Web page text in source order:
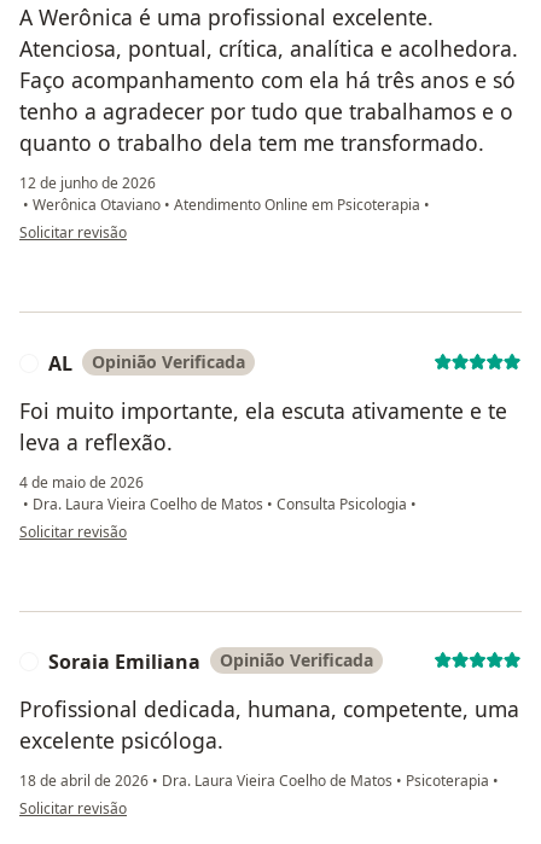
A Werônica é uma profissional excelente.
Atenciosa, pontual, crítica, analítica e acolhedora.
Faço acompanhamento com ela há três anos e só
tenho a agradecer por tudo que trabalhamos e o
quanto o trabalho dela tem me transformado.
12 de junho de 2026
• Werônica Otaviano • Atendimento Online em Psicoterapia •
na opinião do utilizador EF
Solicitar revisão
AL Opinião Verificada
Foi muito importante, ela escuta ativamente e te
leva a reflexão.
4 de maio de 2026
• Dra. Laura Vieira Coelho de Matos • Consulta Psicologia •
na opinião do utilizador AL
Solicitar revisão
Soraia Emiliana Opinião Verificada
Profissional dedicada, humana, competente, uma
excelente psicóloga.
18 de abril de 2026 • Dra. Laura Vieira Coelho de Matos • Psicoterapia •
na opinião do utilizador Soraia Emiliana
Solicitar revisão